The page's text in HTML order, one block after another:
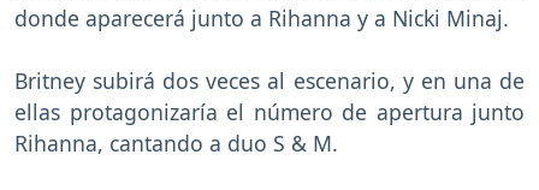
donde aparecerá junto a Rihanna y a Nicki Minaj.
Britney subirá dos veces al escenario, y en una de
ellas protagonizaría el número de apertura junto
Rihanna, cantando a duo S & M.